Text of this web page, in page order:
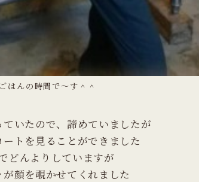
はんの時間で～す＾＾
いたので、諦めていましたが
トを見ることができました
どんよりしていますが
顔を覗かせてくれました